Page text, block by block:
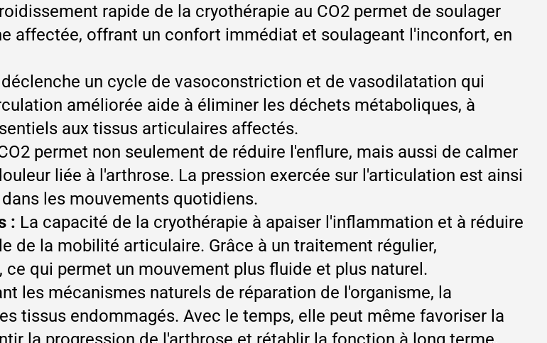
rapide de la cryothérapie au CO2 permet de soulager
affectée, offrant un confort immédiat et soulageant l'inconfort, en
un cycle de vasoconstriction et de vasodilatation qui
améliorée aide à éliminer les déchets métaboliques, à
aux tissus articulaires affectés.
permet non seulement de réduire l'enflure, mais aussi de calmer
liée à l'arthrose. La pression exercée sur l'articulation est ainsi
les mouvements quotidiens.
: La capacité de la cryothérapie à apaiser l'inflammation et à réduire
de la mobilité articulaire. Grâce à un traitement régulier,
qui permet un mouvement plus fluide et plus naturel.
les mécanismes naturels de réparation de l'organisme, la
tissus endommagés. Avec le temps, elle peut même favoriser la